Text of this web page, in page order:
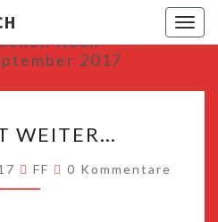
Nach
2017
GEHT
WEITER…
WEITER…
FF Kommentare
0 Kommentare